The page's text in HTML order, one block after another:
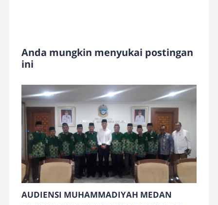
Anda mungkin menyukai postingan
ini
AUDIENSI MUHAMMADIYAH MEDAN